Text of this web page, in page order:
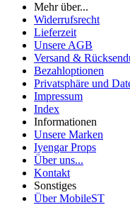
Mehr über...
Widerrufsrecht
Lieferzeit
Unsere AGB
Versand &
Bezahloptionen
Privatsphäre und
Impressum
Index
Informationen
Unsere Marken
Iyengar Props
Über uns...
Kontakt
Sonstiges
Über MobileST